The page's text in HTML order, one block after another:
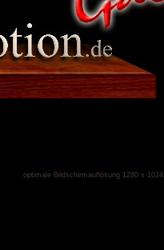
optimale Bildschirmauflösung 1280 x 1024